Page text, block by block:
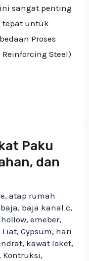
sangat penting
tepat untuk
Proses
Reinforcing Steel)
Paku
dan
,atap rumah
baja, baja kanal c,
,emeber,
Liat,Gypsum, hari
, kawat loket,
Kontruksi,